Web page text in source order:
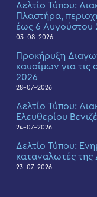
Δελτίο Τύπου:
Πλαστήρα,
έως 6 Αυγούστου
03-08-2026
Προκήρυξη
καυσίμων για
2026
28-07-2026
Δελτίο Τύπου:
Ελευθερίου
24-07-2026
Δελτίο Τύπου:
καταναλωτές της
23-07-2026